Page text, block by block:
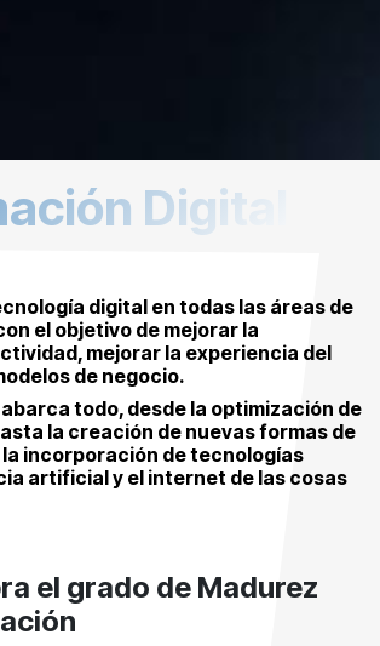
Digital
digital en todas las áreas de
el objetivo de mejorar la
mejorar la experiencia del
de negocio.
todo, desde la optimización de
la creación de nuevas formas de
incorporación de tecnologías
artificial y el internet de las cosas
el grado de Madurez